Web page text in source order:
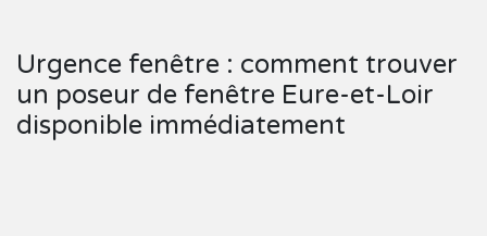
Urgence fenêtre : comment trouver
un poseur de fenêtre Eure-et-Loir
disponible immédiatement